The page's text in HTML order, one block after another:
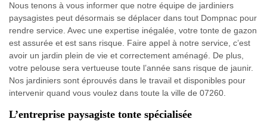
Nous tenons à vous informer que notre équipe de jardiniers
paysagistes peut désormais se déplacer dans tout Dompnac pour
rendre service. Avec une expertise inégalée, votre tonte de gazon
est assurée et est sans risque. Faire appel à notre service, c’est
avoir un jardin plein de vie et correctement aménagé. De plus,
votre pelouse sera vertueuse toute l’année sans risque de jaunir.
Nos jardiniers sont éprouvés dans le travail et disponibles pour
intervenir quand vous voulez dans toute la ville de 07260.
L’entreprise paysagiste tonte spécialisée